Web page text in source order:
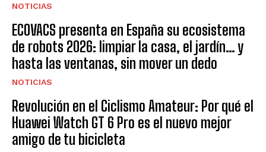
NOTICIAS
ECOVACS presenta en España su ecosistema
de robots 2026: limpiar la casa, el jardín… y
hasta las ventanas, sin mover un dedo
NOTICIAS
Revolución en el Ciclismo Amateur: Por qué el
Huawei Watch GT 6 Pro es el nuevo mejor
amigo de tu bicicleta